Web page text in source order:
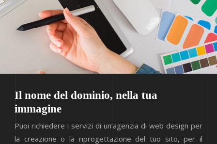
Il nome del dominio, nella tua
immagine
Puoi richiedere i servizi di un’agenzia di web design per
la creazione o la riprogettazione del tuo sito, per il